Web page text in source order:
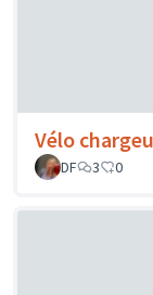
Vélo
DF
3 0